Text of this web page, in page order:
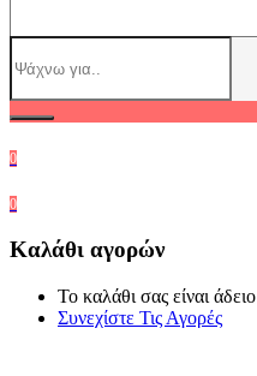
0
0
Καλάθι αγορών
Το καλάθι σας είναι άδειο
Συνεχίστε Τις Αγορές